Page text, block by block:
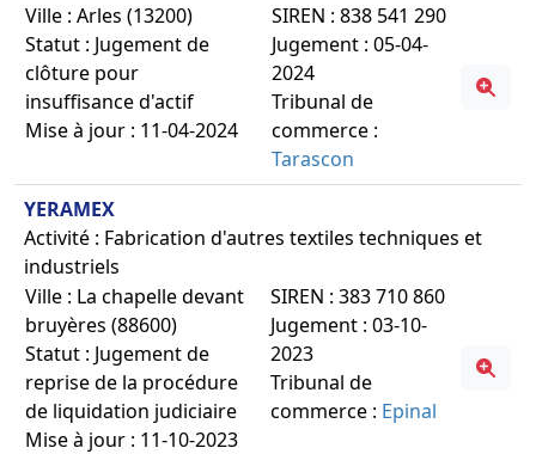
Ville : Arles (13200)
Statut : Jugement de
clôture pour
insuffisance d'actif
Mise à jour : 11-04-2024
SIREN : 838 541 290
Jugement : 05-04-
2024
Tribunal de
commerce :
Tarascon
YERAMEX
Activité : Fabrication d'autres textiles techniques et
industriels
Ville : La chapelle devant
bruyères (88600)
Statut : Jugement de
reprise de la procédure
de liquidation judiciaire
Mise à jour : 11-10-2023
SIREN : 383 710 860
Jugement : 03-10-
2023
Tribunal de
commerce : Epinal